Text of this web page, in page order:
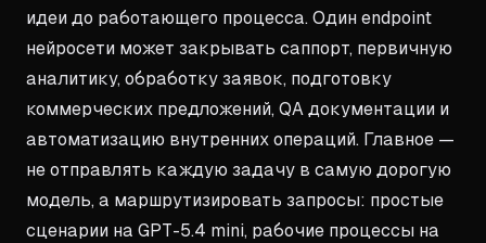
идеи до работающего процесса. Один endpoint
нейросети может закрывать саппорт, первичную
аналитику, обработку заявок, подготовку
коммерческих предложений, QA документации и
автоматизацию внутренних операций. Главное —
не отправлять каждую задачу в самую дорогую
модель, а маршрутизировать запросы: простые
сценарии на GPT-5.4 mini, рабочие процессы на